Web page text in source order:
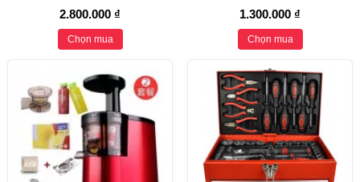
2.800.000 ₫
Chọn mua
1.300.000 ₫
Chọn mua